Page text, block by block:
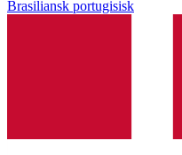
Brasiliansk portugisisk